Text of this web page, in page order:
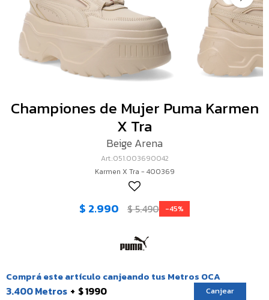
Championes de Mujer Puma Karmen
X Tra
Beige Arena
051.003690042
Karmen X Tra - 400369
$ 2.990 $5.490 45
Comprá este artículo canjeando tus Metros OCA
3.400 Metros $ 1990 Canjear